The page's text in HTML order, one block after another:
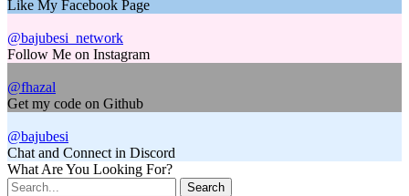
Like My Facebook Page
@bajubesi_network
Follow Me on Instagram
@fhazal
Get my code on Github
@bajubesi
Chat and Connect in Discord
What Are You Looking For?
Search